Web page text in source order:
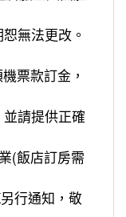
無法更改。
票款訂金，
請提供正確
(飯店訂房需
行通知，敬